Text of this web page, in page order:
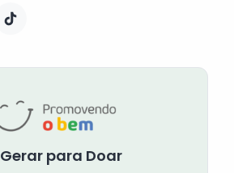
Gerar para Doar